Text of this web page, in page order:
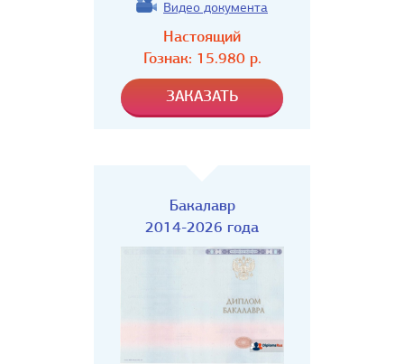
Видео документа
Настоящий
Гознак: 15.980р.
Бакалавр
2014-2026 года